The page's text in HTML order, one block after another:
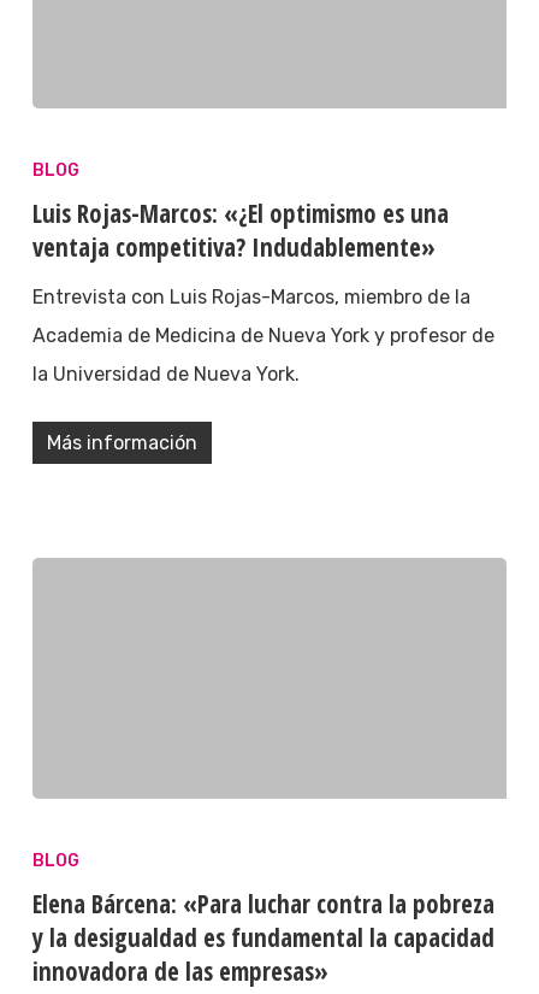
BLOG
Luis Rojas-Marcos: «¿El optimismo es una
ventaja competitiva? Indudablemente»
Entrevista con Luis Rojas-Marcos, miembro de la
Academia de Medicina de Nueva York y profesor de
la Universidad de Nueva York.
Más información
BLOG
Elena Bárcena: «Para luchar contra la pobreza
y la desigualdad es fundamental la capacidad
innovadora de las empresas»